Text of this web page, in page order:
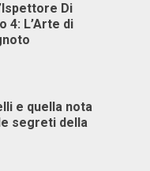
Di
4: L’Arte di
e quella nota
segreti della